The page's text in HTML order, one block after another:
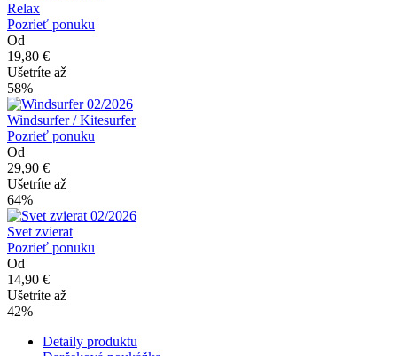
Relax
Pozrieť ponuku
Od
19,80 €
Ušetríte až
58%
Windsurfer / Kitesurfer
Pozrieť ponuku
Od
29,90 €
Ušetríte až
64%
Svet zvierat
Pozrieť ponuku
Od
14,90 €
Ušetríte až
42%
Detaily produktu